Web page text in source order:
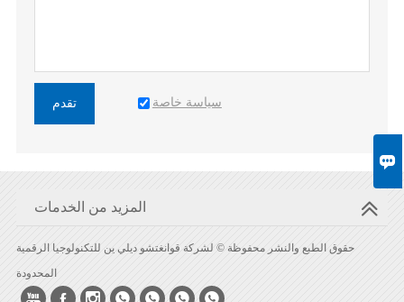

تقدم سياسة خاصة
المزيد من الخدمات
حقوق الطبع والنشر محفوظة © لشركة قوانغتشو ديلي ين للتكنولوجيا الرقمية
المحدودة
      